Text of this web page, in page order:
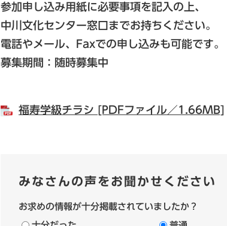
参加申し込み用紙に必要事項を記入の上、
中川文化センター窓口までお持ちください。
電話やメール、Faxでの申し込みも可能です。
募集期間：随時募集中
福寿学級チラシ [PDFファイル／1.66MB]
みなさんの声をお聞かせください
お求めの情報が十分掲載されていましたか？